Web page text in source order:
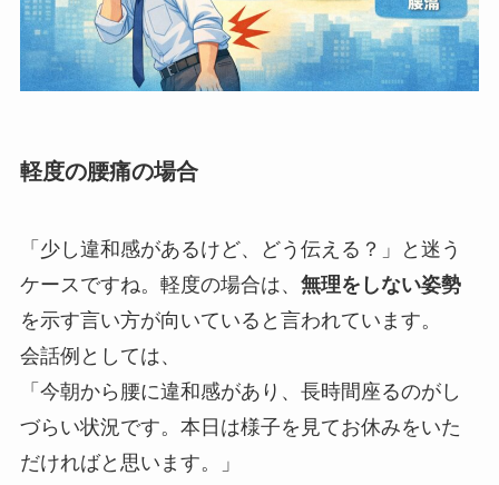
軽度の腰痛の場合
「少し違和感があるけど、どう伝える？」と迷う
ケースですね。軽度の場合は、 無理をしない姿勢
を示す言い方が向いていると言われています。
会話例としては、
「今朝から腰に違和感があり、長時間座るのがし
づらい状況です。本日は様子を見てお休みをいた
だければと思います。」